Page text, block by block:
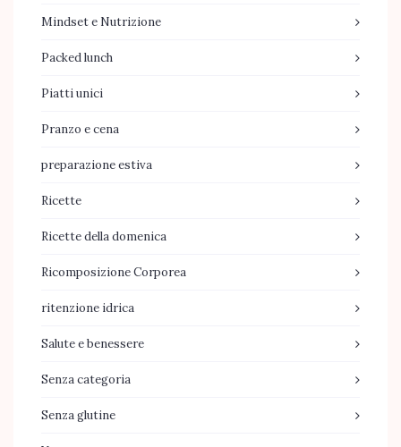
Mindset e Nutrizione
Packed lunch
Piatti unici
Pranzo e cena
preparazione estiva
Ricette
Ricette della domenica
Ricomposizione Corporea
ritenzione idrica
Salute e benessere
Senza categoria
Senza glutine